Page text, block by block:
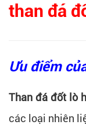
than đá
Ưu điểm
Than đá đốt lò
các loại nhiên